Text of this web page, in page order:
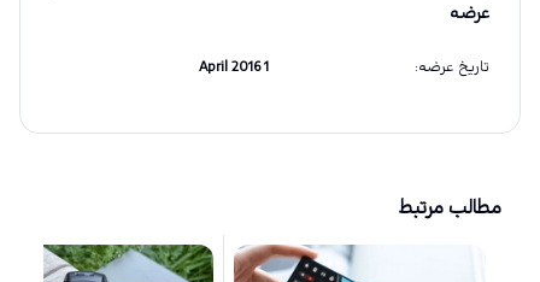
عرضه
تاریخ عرضه:
1 April 2016
مطالب مرتبط